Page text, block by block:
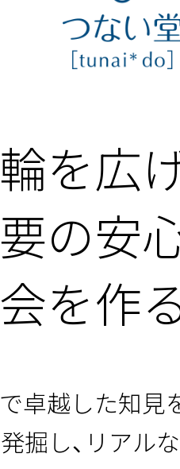
を広
の安
を作
卓越した知見を
発掘し、リア